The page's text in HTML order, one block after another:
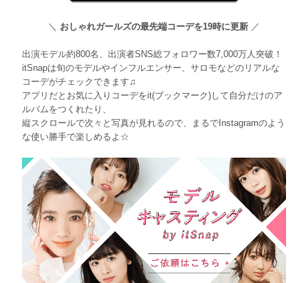
＼ おしゃれガールズの最先端コーデを19時に更新 ／
出演モデル約800名、出演者SNS総フォロワー数7,000万人突破！
itSnapは旬のモデルやインフルエンサー、サロモなどのリアルな
コーデがチェックできます♫
アプリだとお気に入りコーデをit(ブックマーク)して自分だけのア
ルバムをつくれたり、
縦スクロールで次々と写真が見れるので、まるでInstagramのよう
な使い勝手で楽しめるよ☆